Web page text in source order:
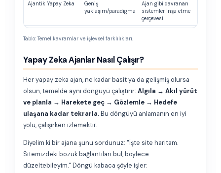
Ajantik Yapay Zeka
Geniş
yaklaşım/paradigma
Ajan gibi davranan
sistemler inşa etme
çerçevesi.
Tablo: Temel kavramlar ve işlevsel farklılıkları.
Yapay Zeka Ajanlar Nasıl Çalışır?
Her yapay zeka ajan, ne kadar basit ya da gelişmiş olursa
olsun, temelde aynı döngüyü çalıştırır: Algıla → Akıl yürüt
ve planla → Harekete geç → Gözlemle → Hedefe
ulaşana kadar tekrarla.Bu döngüyü anlamanın en iyi
yolu, çalışırken izlemektir.
Diyelim ki bir ajana şunu sordunuz: "İşte site haritam.
Sitemizdeki bozuk bağlantıları bul, böylece
düzeltebileyim." Döngü kabaca şöyle işler: